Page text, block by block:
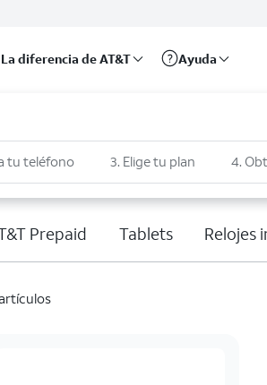
La diferencia de AT&T Ayuda
tu teléfono 3. Elige tu plan 4.
Prepaid Tablets Relojes